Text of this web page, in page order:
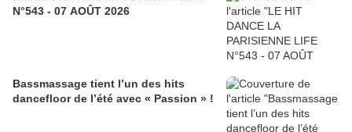
N°543 - 07 AOÛT 2026
Bassmassage tient l’un des hits
dancefloor de l’été avec « Passion » !